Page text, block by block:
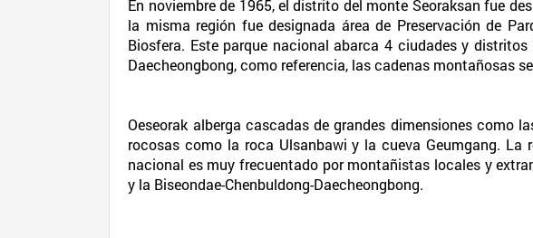
En noviembre de 1965, el distrito del monte Seoraksan fue
la misma región fue designada área de Preservación de
Biosfera. Este parque nacional abarca 4 ciudades y
Daecheongbong, como referencia, las cadenas montañosas
Oeseorak alberga cascadas de grandes dimensiones como
rocosas como la roca Ulsanbawi y la cueva Geumgang.
nacional es muy frecuentado por montañistas locales y
y la Biseondae-Chenbuldong-Daecheongbong.